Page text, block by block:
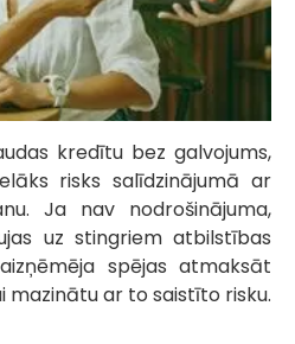
kredītu bez galvojums,
risks salīdzinājumā ar
Ja nav nodrošinājuma,
uz stingriem atbilstības
spējas atmaksāt
mazinātu ar to saistīto risku.